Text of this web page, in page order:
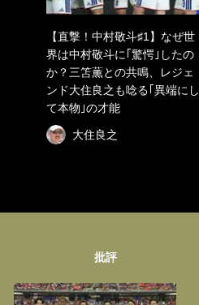
【直撃！中村敬斗♯1】なぜ世
界は中村敬斗に｢驚愕｣したの
か？三笘薫との共鳴、レジェ
ンド大住良之も唸る｢異端にし
て本物｣の才能
大住良之
批評